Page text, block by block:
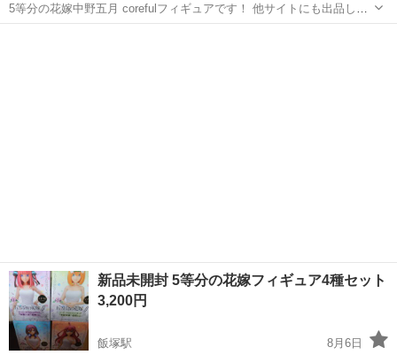
5等分の花嫁中野五月 corefulフィギュアです！ 他サイトにも出品して
おりますので急遽削除する場合あります( * . .)"
新品未開封 5等分の花嫁フィギュア4種セット
3,200円
飯塚駅
8月6日